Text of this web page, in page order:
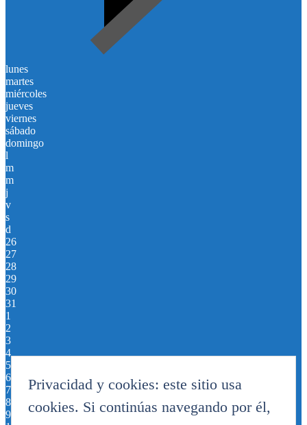
lunes
martes
miércoles
jueves
viernes
sábado
domingo
l
m
m
j
v
s
d
26
27
28
29
30
31
1
2
3
4
5
6
7
8
9
Privacidad y cookies: este sitio usa
cookies. Si continúas navegando por él,